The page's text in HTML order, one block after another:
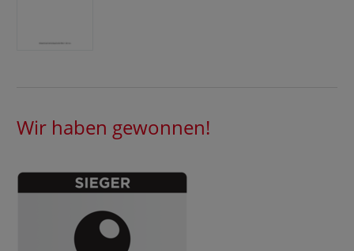
Wir haben gewonnen!